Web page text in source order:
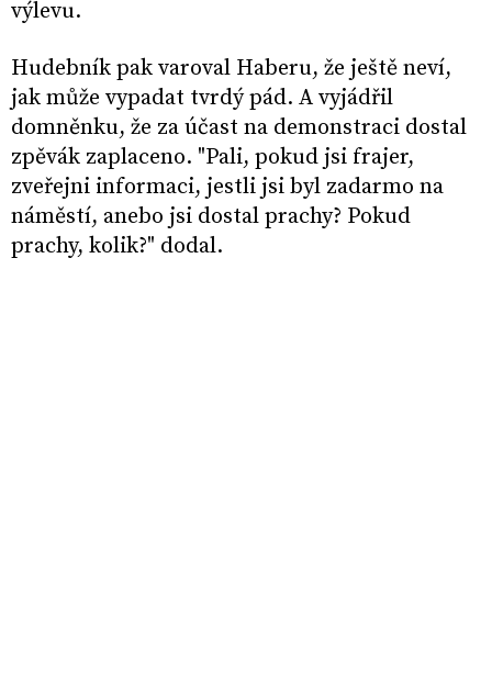
výlevu.
Hudebník pak varoval Haberu, že ještě neví,
jak může vypadat tvrdý pád. A vyjádřil
domněnku, že za účast na demonstraci dostal
zpěvák zaplaceno. "Pali, pokud jsi frajer,
zveřejni informaci, jestli jsi byl zadarmo na
náměstí, anebo jsi dostal prachy? Pokud
prachy, kolik?" dodal.